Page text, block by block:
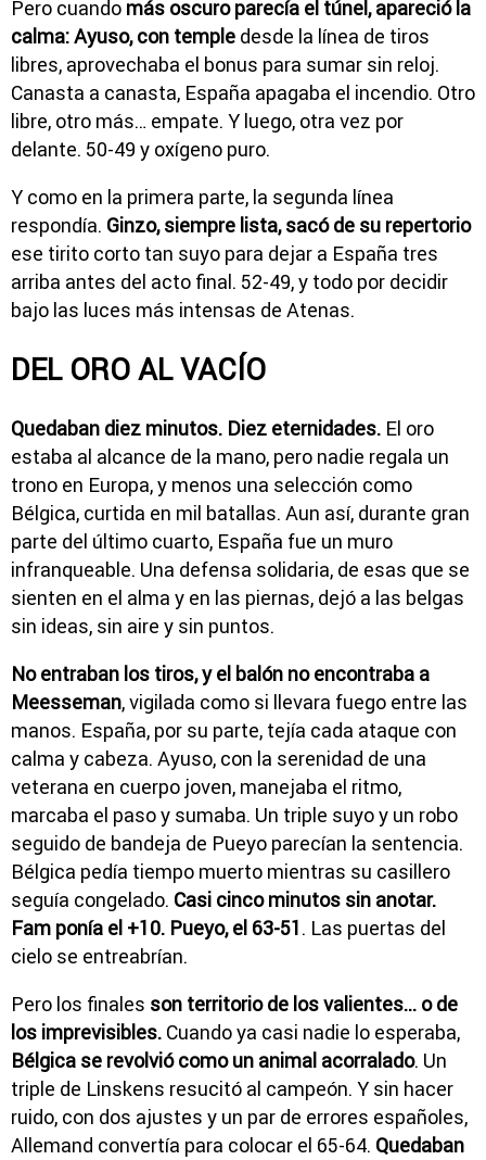
Pero cuando más oscuro parecía el túnel, apareció la
calma: Ayuso, con temple desde la línea de tiros
libres, aprovechaba el bonus para sumar sin reloj.
Canasta a canasta, España apagaba el incendio. Otro
libre, otro más… empate. Y luego, otra vez por
delante. 50-49 y oxígeno puro.
Y como en la primera parte, la segunda línea
respondía. Ginzo, siempre lista, sacó de su repertorio
ese tirito corto tan suyo para dejar a España tres
arriba antes del acto final. 52-49, y todo por decidir
bajo las luces más intensas de Atenas.
DEL ORO AL VACÍO
Quedaban diez minutos. Diez eternidades. El oro
estaba al alcance de la mano, pero nadie regala un
trono en Europa, y menos una selección como
Bélgica, curtida en mil batallas. Aun así, durante gran
parte del último cuarto, España fue un muro
infranqueable. Una defensa solidaria, de esas que se
sienten en el alma y en las piernas, dejó a las belgas
sin ideas, sin aire y sin puntos.
No entraban los tiros, y el balón no encontraba a
Meesseman, vigilada como si llevara fuego entre las
manos. España, por su parte, tejía cada ataque con
calma y cabeza. Ayuso, con la serenidad de una
veterana en cuerpo joven, manejaba el ritmo,
marcaba el paso y sumaba. Un triple suyo y un robo
seguido de bandeja de Pueyo parecían la sentencia.
Bélgica pedía tiempo muerto mientras su casillero
seguía congelado. Casi cinco minutos sin anotar.
Fam ponía el +10. Pueyo, el 63-51. Las puertas del
cielo se entreabrían.
Pero los finales son territorio de los valientes... o de
los imprevisibles. Cuando ya casi nadie lo esperaba,
Bélgica se revolvió como un animal acorralado. Un
triple de Linskens resucitó al campeón. Y sin hacer
ruido, con dos ajustes y un par de errores españoles,
Allemand convertía para colocar el 65-64. Quedaban